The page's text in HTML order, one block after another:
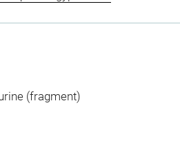
(fragment)